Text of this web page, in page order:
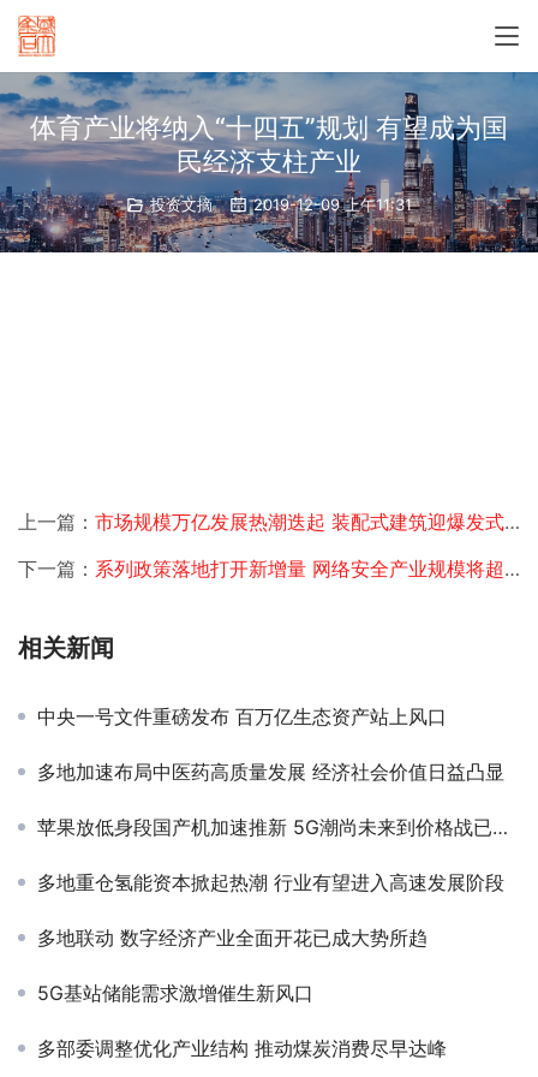
体育产业将纳入“十四五”规划 有望成为国
民经济支柱产业
投资文摘 2019-12-09 上午11:31
上一篇： 市场规模万亿发展热潮迭起 装配式建筑迎爆发式增长
下一篇： 系列政策落地打开新增量 网络安全产业规模将超过600亿
相关新闻
中央一号文件重磅发布 百万亿生态资产站上风口
多地加速布局中医药高质量发展 经济社会价值日益凸显
苹果放低身段国产机加速推新 5G潮尚未来到价格战已然升级
多地重仓氢能资本掀起热潮 行业有望进入高速发展阶段
多地联动 数字经济产业全面开花已成大势所趋
5G基站储能需求激增催生新风口
多部委调整优化产业结构 推动煤炭消费尽早达峰